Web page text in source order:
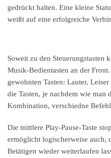
gedrückt halten. Eine kleine
weißt auf eine erfolgreiche
Soweit zu den Steuerungstasten
Musik-Bedientasten an der
gewohnten Tasten: Lauter,
die Tasten, je nachdem wie man
Kombination, verschiedne
Die mittlere Play-Pause-Taste
ermöglicht logischerweise auch,
Betätigen wieder weiterlaufen